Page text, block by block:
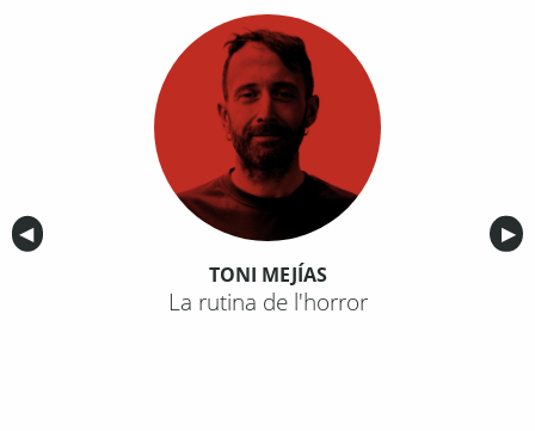
Anterior
◀︎ ▶︎
TONI MEJÍAS
La rutina de l'horror